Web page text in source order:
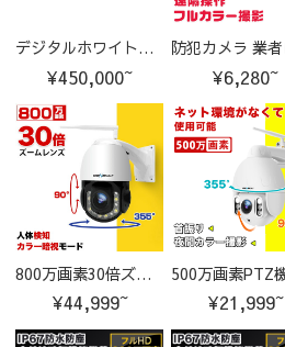
デジタルホワイトボード MT440 Pro 65/75/86インチ
¥450,000~ ¥6,280~
800万画素30倍ズームレンズパンチルト搭載防犯カメラ！C-GB218
¥44,999~ ¥21,999~